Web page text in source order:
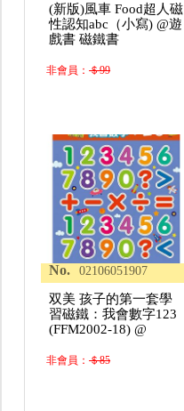
(新版)風車 Food超人磁
性認知abc（小寫) @遊
戲書 磁鐵書
非會員：＄99
No. 02106051907
双美 孩子的第一套學
習磁鐵：我會數字123
(FFM2002-18) @
非會員：＄85